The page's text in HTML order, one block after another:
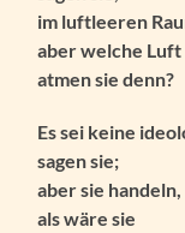
im luftleeren
aber welche Luft
atmen sie denn?
Es sei keine
sagen sie;
aber sie handeln,
als wäre sie